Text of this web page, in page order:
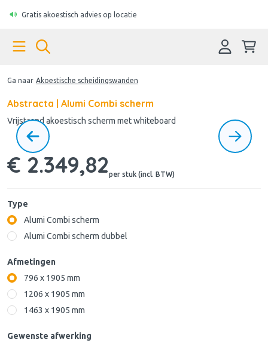
Gratis akoestisch advies op locatie
Ga naar Akoestische scheidingswanden
Abstracta | Alumi Combi scherm
Vrijstaand akoestisch scherm met whiteboard
€ 2.349,82per stuk (incl. BTW)
Type
Alumi Combi scherm
Alumi Combi scherm dubbel
Afmetingen
796 x 1905 mm
1206 x 1905 mm
1463 x 1905 mm
Gewenste afwerking